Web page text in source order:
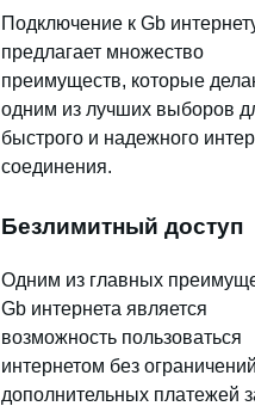
Подключение к Gb
предлагает множество
преимуществ, которые
одним из лучших выборов
быстрого и надежного
соединения.
Безлимитный доступ
Одним из главных
Gb интернета является
возможность пользоваться
интернетом без
дополнительных платежей